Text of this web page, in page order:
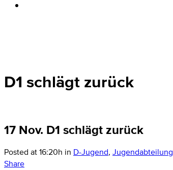
D1 schlägt zurück
17 Nov. D1 schlägt zurück
Posted at 16:20h in D-Jugend, Jugendabteilung
Share